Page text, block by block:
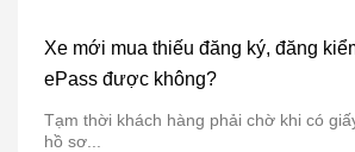
Xe mới mua thiếu đăng ký, đăng
ePass được không?
Tạm thời khách hàng phải chờ khi có
hồ sơ...